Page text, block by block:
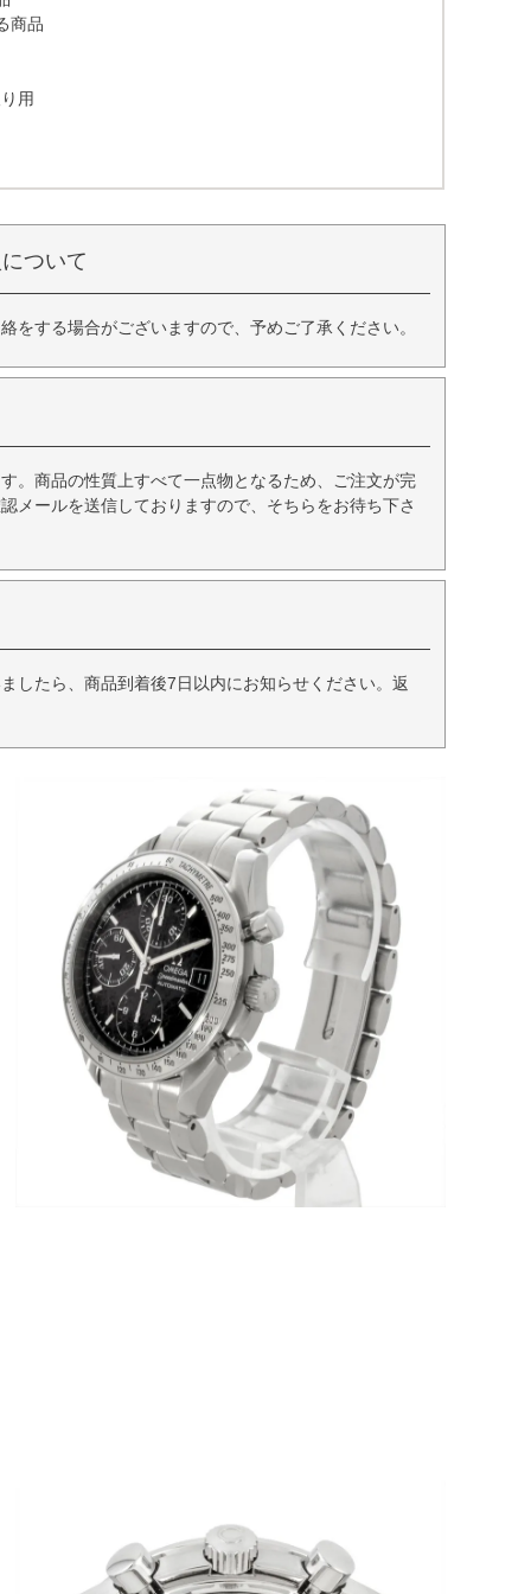
商品
用
ついて
する場合がございますので、予めご了承ください。
。商品の性質上すべて一点物となるため、ご注文が完
メールを送信しておりますので、そちらをお待ち下さ
したら、商品到着後7日以内にお知らせください。返